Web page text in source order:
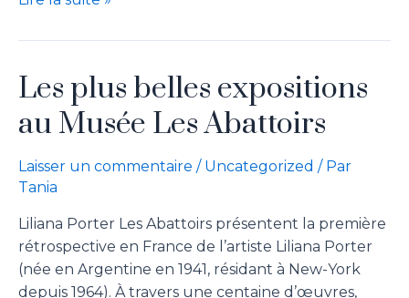
Les plus belles expositions
au Musée Les Abattoirs
Laisser un commentaire / Uncategorized / Par
Tania
Liliana Porter Les Abattoirs présentent la première
rétrospective en France de l’artiste Liliana Porter
(née en Argentine en 1941, résidant à New-York
depuis 1964). À travers une centaine d’œuvres,